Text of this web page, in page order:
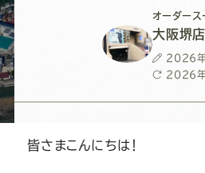
ツ
SADA
ス
ー
ツ
SADA
ス
ー
ツ
ス
ー
ツ
オーダー
大阪堺店
投
稿
2026
最
2026
皆さまこんにちは！